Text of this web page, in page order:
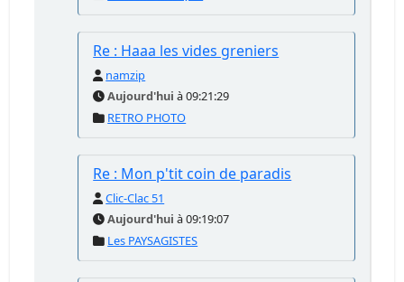
Re : Haaa les vides greniers
namzip
Aujourd'hui à 09:21:29
RETRO PHOTO
Re : Mon p'tit coin de paradis
Clic-Clac 51
Aujourd'hui à 09:19:07
Les PAYSAGISTES